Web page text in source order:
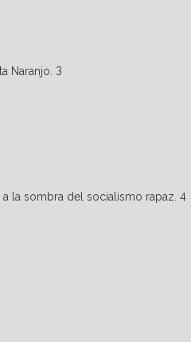
3
4